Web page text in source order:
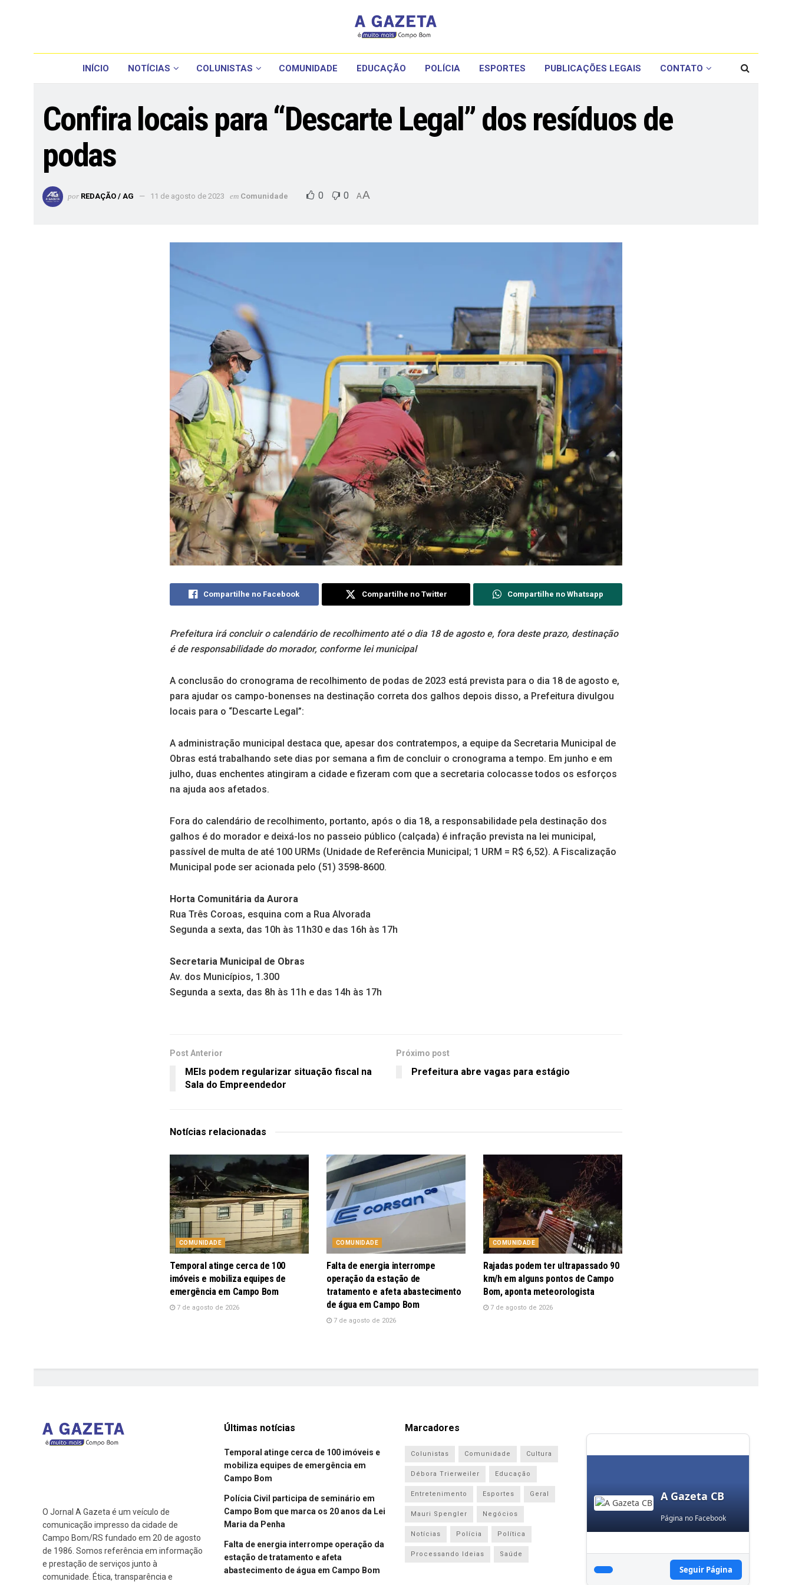
INÍCIO NOTÍCIAS COLUNISTAS COMUNIDADE EDUCAÇÃO POLÍCIA ESPORTES PUBLICAÇÕES LEGAIS CONTATO
Confira locais para “Descarte Legal” dos resíduos de
podas
por REDAÇÃO / AG 11 de agosto de 2023 em Comunidade 0 0 AA
Compartilhe no Facebook Compartilhe no Twitter Compartilhe no Whatsapp
Prefeitura irá concluir o calendário de recolhimento até o dia 18 de agosto e, fora deste prazo, destinação
é de responsabilidade do morador, conforme lei municipal
A conclusão do cronograma de recolhimento de podas de 2023 está prevista para o dia 18 de agosto e,
para ajudar os campo-bonenses na destinação correta dos galhos depois disso, a Prefeitura divulgou
locais para o “Descarte Legal”:
A administração municipal destaca que, apesar dos contratempos, a equipe da Secretaria Municipal de
Obras está trabalhando sete dias por semana a fim de concluir o cronograma a tempo. Em junho e em
julho, duas enchentes atingiram a cidade e fizeram com que a secretaria colocasse todos os esforços
na ajuda aos afetados.
Fora do calendário de recolhimento, portanto, após o dia 18, a responsabilidade pela destinação dos
galhos é do morador e deixá-los no passeio público (calçada) é infração prevista na lei municipal,
passível de multa de até 100 URMs (Unidade de Referência Municipal; 1 URM = R$ 6,52). A Fiscalização
Municipal pode ser acionada pelo (51) 3598-8600.
Horta Comunitária da Aurora
Rua Três Coroas, esquina com a Rua Alvorada
Segunda a sexta, das 10h às 11h30 e das 16h às 17h
Secretaria Municipal de Obras
Av. dos Municípios, 1.300
Segunda a sexta, das 8h às 11h e das 14h às 17h
Post Anterior
MEIs podem regularizar situação fiscal na
Sala do Empreendedor
Próximo post
Prefeitura abre vagas para estágio
Notícias relacionadas
COMUNIDADE
Temporal atinge cerca de 100
imóveis e mobiliza equipes de
emergência em Campo Bom
7 de agosto de 2026
COMUNIDADE
Falta de energia interrompe
operação da estação de
tratamento e afeta abastecimento
de água em Campo Bom
7 de agosto de 2026
COMUNIDADE
Rajadas podem ter ultrapassado 90
km/h em alguns pontos de Campo
Bom, aponta meteorologista
7 de agosto de 2026
O Jornal A Gazeta é um veículo de
comunicação impresso da cidade de
Campo Bom/RS fundado em 20 de agosto
de 1986. Somos referência em informação
e prestação de serviços junto à
comunidade. Ética, transparência e
Últimas notícias
Temporal atinge cerca de 100 imóveis e
mobiliza equipes de emergência em
Campo Bom
Polícia Civil participa de seminário em
Campo Bom que marca os 20 anos da Lei
Maria da Penha
Falta de energia interrompe operação da
estação de tratamento e afeta
abastecimento de água em Campo Bom
Marcadores
Colunistas Comunidade Cultura
Débora Trierweiler Educação
Entretenimento Esportes Geral
Mauri Spengler Negócios
Notícias Polícia Política
Processando Ideias Saúde
A Gazeta CB
Página no Facebook
Seguir Página